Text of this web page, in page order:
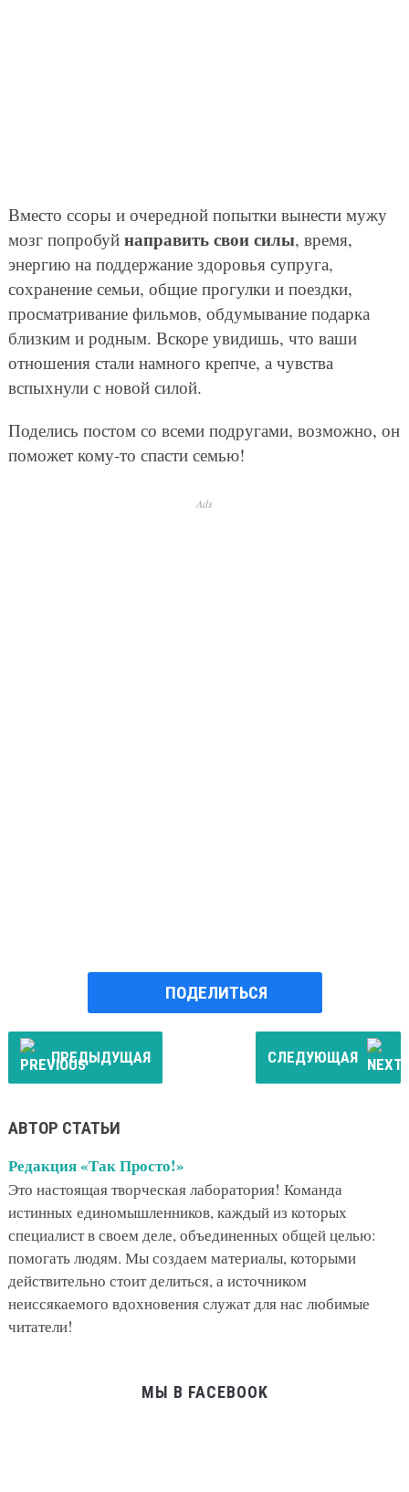
Вместо ссоры и очередной попытки вынести мужу
мозг попробуй направить свои силы, время,
энергию на поддержание здоровья супруга,
сохранение семьи, общие прогулки и поездки,
просматривание фильмов, обдумывание подарка
близким и родным. Вскоре увидишь, что ваши
отношения стали намного крепче, а чувства
вспыхнули с новой силой.
Поделись постом со всеми подругами, возможно, он
поможет кому-то спасти семью!
Ads
ПОДЕЛИТЬСЯ
ПРЕДЫДУЩАЯ СЛЕДУЮЩАЯ
АВТОР СТАТЬИ
Редакция «Так Просто!»
Это настоящая творческая лаборатория! Команда
истинных единомышленников, каждый из которых
специалист в своем деле, объединенных общей целью:
помогать людям. Мы создаем материалы, которыми
действительно стоит делиться, а источником
неиссякаемого вдохновения служат для нас любимые
читатели!
МЫ В FACEBOOK